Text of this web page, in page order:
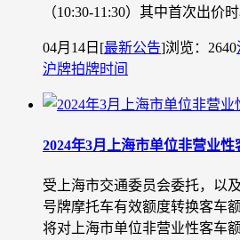
（10:30-11:30）其中首次出价
04月14日 [最新公告]浏览：2640
沪牌拍牌时间
2024年3月上海市单位非营业
受上海市交通委员会委托，以
号牌摩托车有效额度转换客车
将对上海市单位非营业性客车